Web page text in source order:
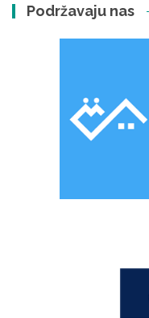
Podržavaju nas